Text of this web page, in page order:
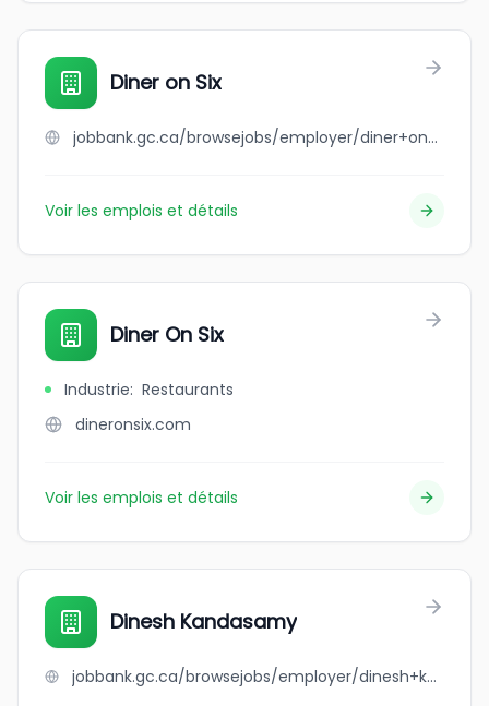
Diner on Six
jobbank.gc.ca/browsejobs/employer/diner+on+six/ca
Voir les emplois et détails
Diner On Six
Industrie: Restaurants
dineronsix.com
Voir les emplois et détails
Dinesh Kandasamy
jobbank.gc.ca/browsejobs/employer/dinesh+kandasamy/ca